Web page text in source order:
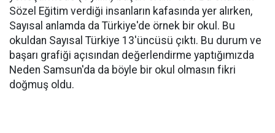
Sözel Eğitim verdiği insanların kafasında yer alırken,
Sayısal anlamda da Türkiye'de örnek bir okul. Bu
okuldan Sayısal Türkiye 13'üncüsü çıktı. Bu durum ve
başarı grafiği açısından değerlendirme yaptığımızda
Neden Samsun'da da böyle bir okul olmasın fikri
doğmuş oldu.